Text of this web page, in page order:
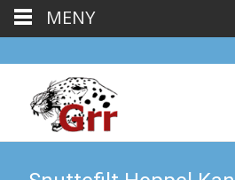
MENY